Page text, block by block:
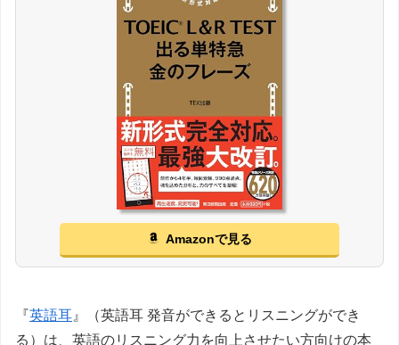
Amazonで見る
『英語耳 』（英語耳 発音ができるとリスニングができ
る）は、英語のリスニング力を向上させたい方向けの本